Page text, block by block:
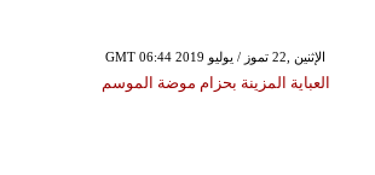
GMT 06:44 2019 الإثنين ,22 تموز / يوليو
العباية المزينة بحزام موضة الموسم